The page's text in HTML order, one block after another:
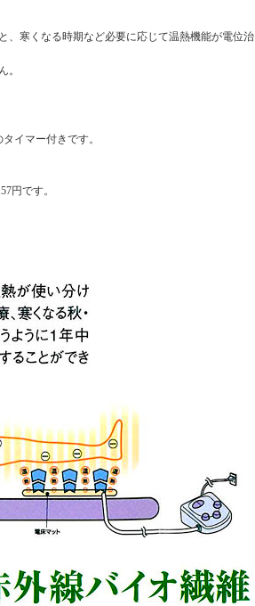
、寒くなる時期など必要に応じて温熱機能が電位治
。
イマー付きです。
円です。